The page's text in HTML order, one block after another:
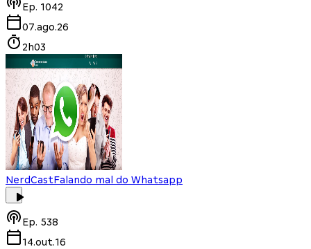
Ep. 1042
07.ago.26
2h03
NerdCastFalando mal do Whatsapp
Ep. 538
14.out.16